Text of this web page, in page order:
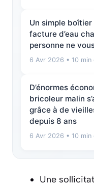
Un simple
facture d’eau
personne ne
6 Avr 2026 • 10
D’énormes
bricoleur malin
grâce à de
depuis 8 ans
6 Avr 2026 • 10
Une